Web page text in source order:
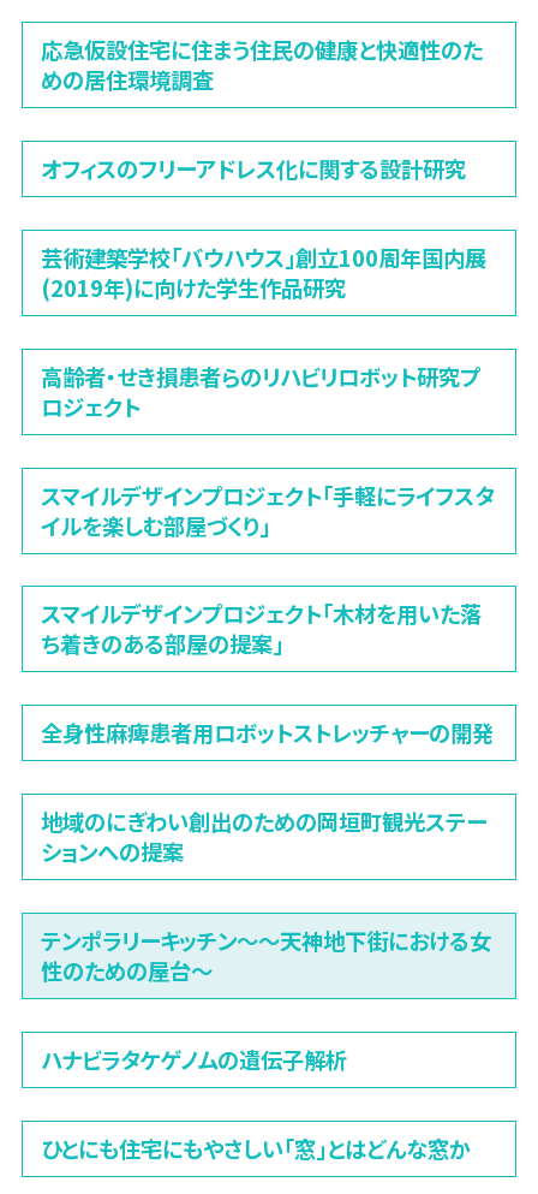
応急仮設住宅に住まう住民の健康と快適性のた
めの居住環境調査
オフィスのフリーアドレス化に関する設計研究
芸術建築学校「バウハウス」創立100周年国内展
(2019年)に向けた学生作品研究
高齢者・せき損患者らのリハビリロボット研究プ
ロジェクト
スマイルデザインプロジェクト「手軽にライフスタ
イルを楽しむ部屋づくり」
スマイルデザインプロジェクト「木材を用いた落
ち着きのある部屋の提案」
全身性麻痺患者用ロボットストレッチャーの開発
地域のにぎわい創出のための岡垣町観光ステー
ションへの提案
テンポラリーキッチン〜～天神地下街における女
性のための屋台〜
ハナビラタケゲノムの遺伝子解析
ひとにも住宅にもやさしい「窓」とはどんな窓か